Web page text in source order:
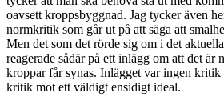
oavsett kroppsbyggnad. Jag tycker även
normkritik som går ut på att säga att
Men det som det rörde sig om i det
reagerade sådär på ett inlägg om att det är
kroppar får synas. Inlägget var ingen kritik
kritik mot ett väldigt ensidigt ideal.